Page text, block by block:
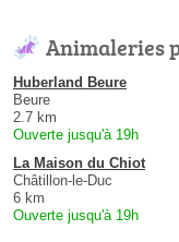
Animaleries
Huberland Beure
Beure
2.7 km
Ouverte jusqu'à 19h
La Maison du Chiot
Châtillon-le-Duc
6 km
Ouverte jusqu'à 19h